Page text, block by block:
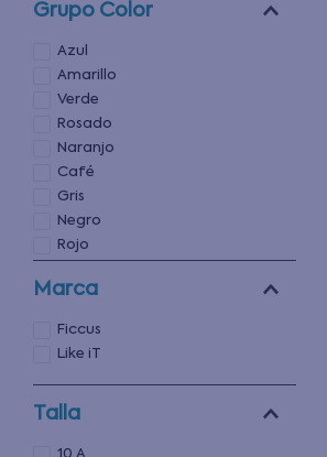
Grupo Color
Azul
Amarillo
Verde
Rosado
Naranjo
Café
Gris
Negro
Rojo
Marca
Ficcus
Like iT
Talla